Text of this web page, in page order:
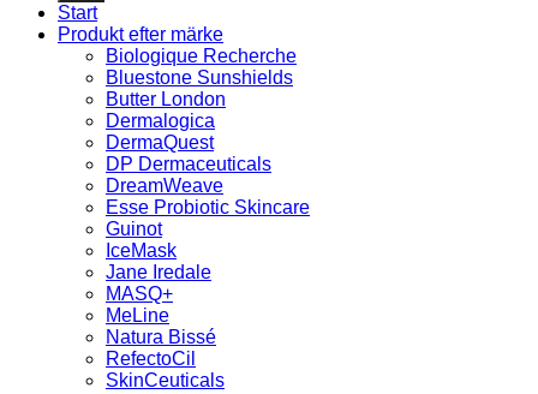
Start
Produkt efter märke
Biologique Recherche
Bluestone Sunshields
Butter London
Dermalogica
DermaQuest
DP Dermaceuticals
DreamWeave
Esse Probiotic Skincare
Guinot
IceMask
Jane Iredale
MASQ+
MeLine
Natura Bissé
RefectoCil
SkinCeuticals